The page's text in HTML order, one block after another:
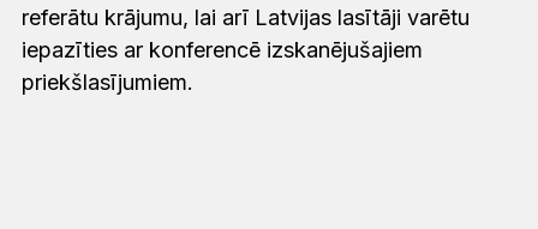
referātu krājumu, lai arī Latvijas lasītāji varētu
iepazīties ar konferencē izskanējušajiem
priekšlasījumiem.